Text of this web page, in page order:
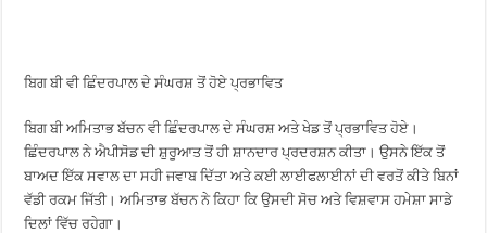
ਬਿਗ ਬੀ ਵੀ ਛਿੰਦਰਪਾਲ ਦੇ ਸੰਘਰਸ਼ ਤੋਂ ਹੋਏ ਪ੍ਰਭਾਵਿਤ
ਬਿਗ ਬੀ ਅਮਿਤਾਭ ਬੱਚਨ ਵੀ ਛਿੰਦਰਪਾਲ ਦੇ ਸੰਘਰਸ਼ ਅਤੇ ਖੇਡ ਤੋਂ ਪ੍ਰਭਾਵਿਤ ਹੋਏ।
ਛਿੰਦਰਪਾਲ ਨੇ ਐਪੀਸੋਡ ਦੀ ਸ਼ੁਰੂਆਤ ਤੋਂ ਹੀ ਸ਼ਾਨਦਾਰ ਪ੍ਰਦਰਸ਼ਨ ਕੀਤਾ। ਉਸਨੇ ਇੱਕ ਤੋਂ
ਬਾਅਦ ਇੱਕ ਸਵਾਲ ਦਾ ਸਹੀ ਜਵਾਬ ਦਿੱਤਾ ਅਤੇ ਕਈ ਲਾਈਫਲਾਈਨਾਂ ਦੀ ਵਰਤੋਂ ਕੀਤੇ ਬਿਨਾਂ
ਵੱਡੀ ਰਕਮ ਜਿੱਤੀ। ਅਮਿਤਾਭ ਬੱਚਨ ਨੇ ਕਿਹਾ ਕਿ ਉਸਦੀ ਸੋਚ ਅਤੇ ਵਿਸ਼ਵਾਸ ਹਮੇਸ਼ਾ ਸਾਡੇ
ਦਿਲਾਂ ਵਿੱਚ ਰਹੇਗਾ।